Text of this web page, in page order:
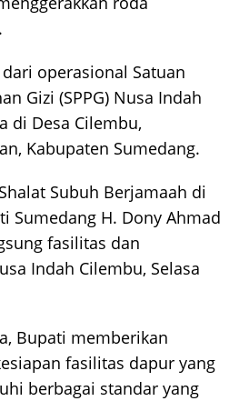
operasional Satuan
Gizi (SPPG) Nusa Indah
di Desa Cilembu,
Kabupaten Sumedang.
Subuh Berjamaah di
Sumedang H. Dony Ahmad
fasilitas dan
Indah Cilembu, Selasa
Bupati memberikan
fasilitas dapur yang
berbagai standar yang